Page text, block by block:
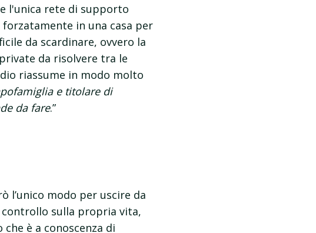
l'unica rete di supporto
in una casa per
da scardinare, ovvero la
da risolvere tra le
riassume in modo molto
e titolare di
da fare.”
l’unico modo per uscire da
controllo sulla propria vita,
è a conoscenza di